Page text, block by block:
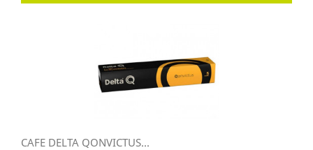
CAFE DELTA QONVICTUS...